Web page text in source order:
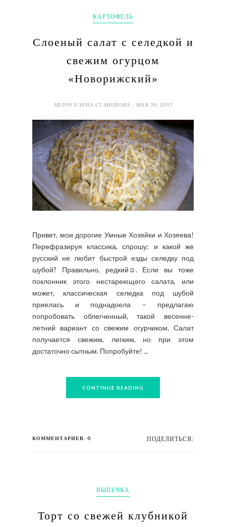
КАРТОФЕЛЬ
Слоеный салат с селедкой и
свежим огурцом
«Новорижский»
АВТОР ЕЛЕНА СТАНОВОВА - МАЯ 30, 2017
Привет, мои дорогие Умные Хозяйки и Хозяева!
Перефразируя классика, спрошу: и какой же
русский не любит быстрой езды селедку под
шубой? Правильно, редкий☺. Если вы тоже
поклонник этого нестареющего салата, или
может, классическая селедка под шубой
приелась и поднадоела – предлагаю
попробовать облегченный, такой весенне-
летний вариант со свежим огурчиком. Салат
получается свежим, легким, но при этом
достаточно сытным. Попробуйте! ...
CONTINUE READING
КОММЕНТАРИЕВ: 0 ПОДЕЛИТЬСЯ:
ВЫПЕЧКА
Торт со свежей клубникой